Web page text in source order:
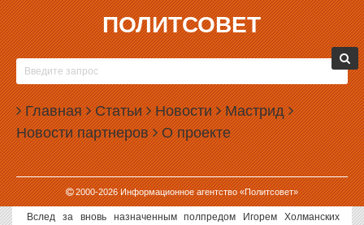
ПОЛИТСОВЕТ
Главная Статьи Новости Мастрид
Новости партнеров О проекте
2000-2026Информационное агентство «Политсовет»
23.05.2012, 18:04
ДМИТРИЙ МЕДВЕДЕВ ПОПАЛ ПОД УРАГАН
Премьер-министр России Дмитрий Медведев оказался в
эпицентре штормового ветра, из-за чего был вынужден прервать
рабочее совещание. Инцидент произошел в Брянской области.
Как сообщает РИА Новости,...
23.05.2012, 17:08
ПУТИН НАЗНАЧИЛ КОЛЛЕГУ ХОЛМАНСКИХ
Вслед за вновь назначенным полпредом Игорем Холманских